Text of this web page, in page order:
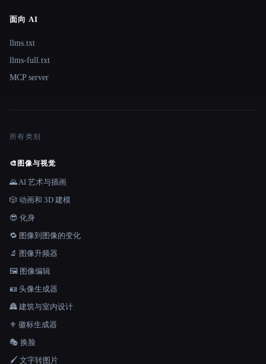
面向 AI
llms.txt
llms-full.txt
MCP server
所有类别
🎨 图像与视觉
🌄 AI 艺术与插画
🎲 动画和 3D 建模
😎 化身
🔁 图像到图像的变化
🔬 图像升频器
🖼️ 图像编辑
🪪 头像生成器
🏯 建筑与室内设计
⚜️ 徽标生成器
🎭 换脸
🖌️ 文字转图片